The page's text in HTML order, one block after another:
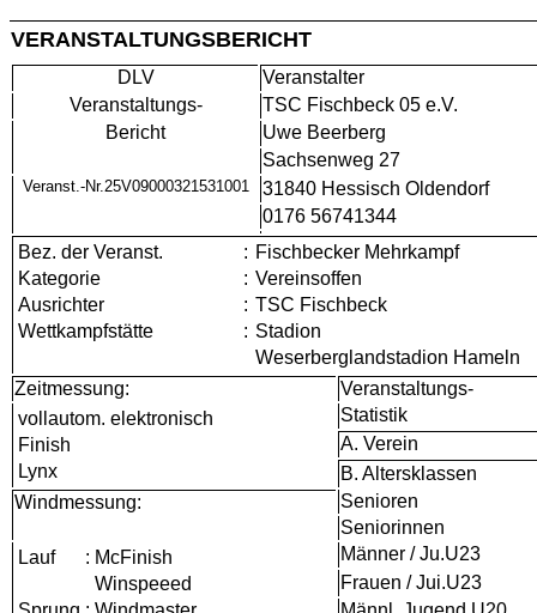
VERANSTALTUNGSBERICHT
DLV
Veranstalter
Veranstaltungs-
TSC Fischbeck 05 e.V.
Bericht
Uwe Beerberg
Sachsenweg 27
Veranst.-Nr.25V09000321531001
31840 Hessisch Oldendorf
0176 56741344
Bez. der Veranst.
: Fischbecker Mehrkampf
Kategorie
: Vereinsoffen
Ausrichter
: TSC Fischbeck
Wettkampfstätte
: Stadion
Weserberglandstadion Hameln
Zeitmessung:
Veranstaltungs-
vollautom. elektronisch
Finish
Lynx
Statistik
A. Verein
B. Altersklassen
Windmessung:
Senioren
Seniorinnen
Lauf
: McFinish
Winspeeed
Männer / Ju.U23
Frauen / Jui.U23